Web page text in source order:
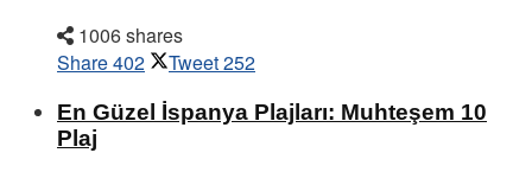
1006 shares
Share402 Tweet252
En Güzel İspanya Plajları: Muhteşem 10
Plaj